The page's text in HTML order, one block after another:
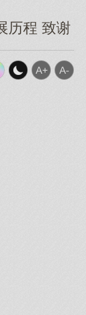
历程 致谢